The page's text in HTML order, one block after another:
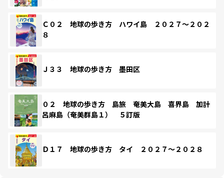
Ｃ０２ 地球の歩き方 ハワイ島 ２０２７～２０２
８
Ｊ３３ 地球の歩き方 墨田区
０２ 地球の歩き方 島旅 奄美大島 喜界島 加計
呂麻島（奄美群島１） ５訂版
Ｄ１７ 地球の歩き方 タイ ２０２７～２０２８